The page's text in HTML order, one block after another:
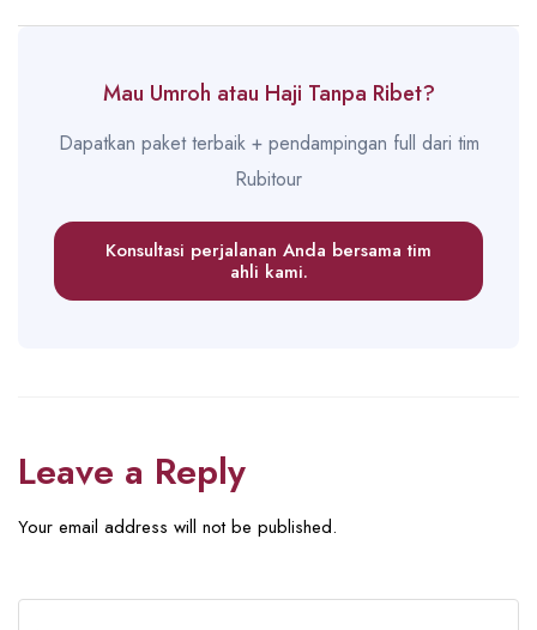
Mau Umroh atau Haji Tanpa Ribet?
Dapatkan paket terbaik + pendampingan full dari tim
Rubitour
Konsultasi perjalanan Anda bersama tim
ahli kami.
Leave a Reply
Your email address will not be published.